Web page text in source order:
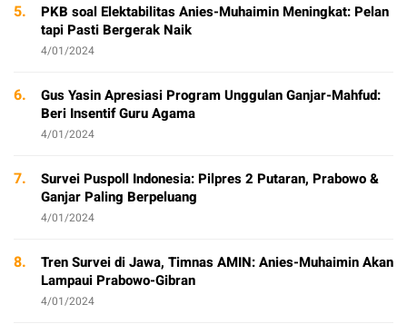
5.
PKB soal Elektabilitas Anies-Muhaimin Meningkat: Pelan
tapi Pasti Bergerak Naik
4/01/2024
6.
Gus Yasin Apresiasi Program Unggulan Ganjar-Mahfud:
Beri Insentif Guru Agama
4/01/2024
7.
Survei Puspoll Indonesia: Pilpres 2 Putaran, Prabowo &
Ganjar Paling Berpeluang
4/01/2024
8.
Tren Survei di Jawa, Timnas AMIN: Anies-Muhaimin Akan
Lampaui Prabowo-Gibran
4/01/2024